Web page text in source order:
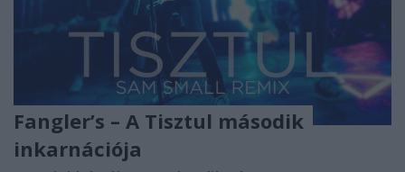
Fangler’s – A Tisztul második
inkarnációja